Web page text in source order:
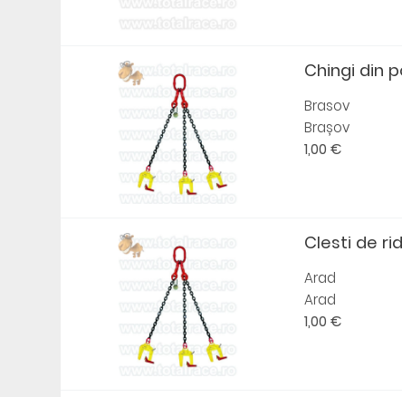
Chingi din
Brasov
Brașov
1,00 €
Clesti de
Arad
Arad
1,00 €